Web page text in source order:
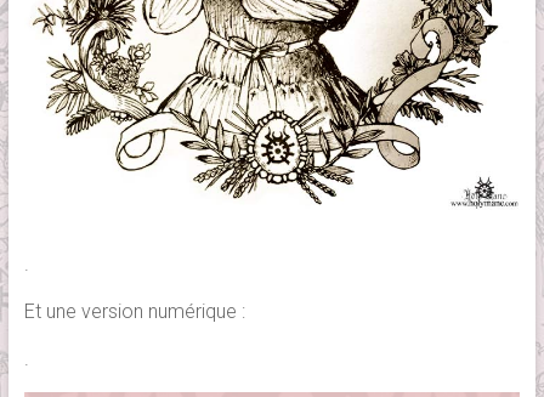
.
Et une version numérique :
.